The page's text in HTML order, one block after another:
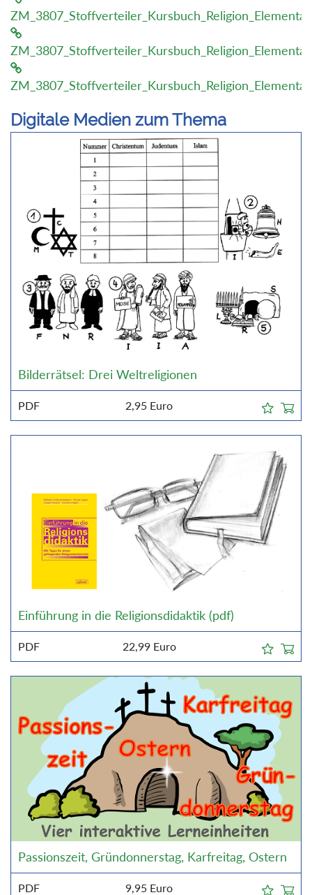
Digitale Medien zum Thema
Bilderrätsel: Drei Weltreligionen
PDF 2,95 Euro
Einführung in die Religionsdidaktik (pdf)
PDF 22,99 Euro
Passionszeit, Gründonnerstag, Karfreitag, Ostern
PDF 9,95 Euro